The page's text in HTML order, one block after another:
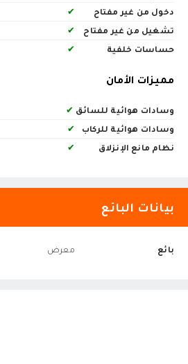
دخول من غير مفتاح
✔
تشغيل من غير مفتاح
✔
حساسات خلفية
✔
مميزات الأمان
وسادات هوائية للسائق ✔
وسادات هوائية للركاب
✔
نظام مانع الإنزلاق
✔
بيانات البائع
بائع معرض